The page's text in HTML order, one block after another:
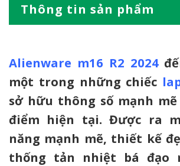
Thông tin sản phẩm
Alienware m16 R2 2024
một trong những chiếc
sở hữu thông số mạnh
điểm hiện tại. Được ra
năng mạnh mẽ, thiết kế
thống tản nhiệt bá đạo